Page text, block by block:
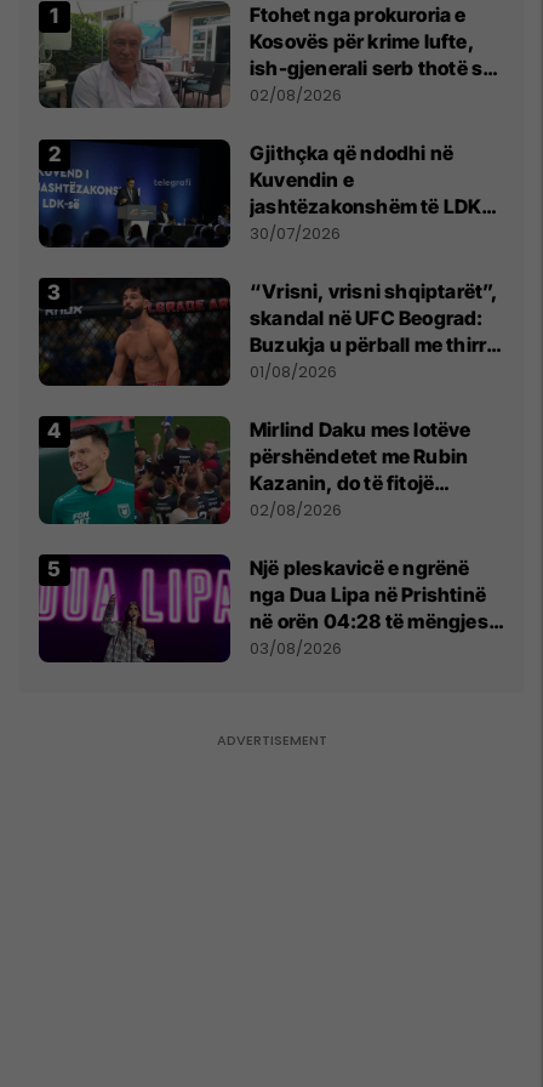
Ftohet nga prokuroria e
Kosovës për krime lufte,
ish-gjenerali serb thotë se
dikush e tradhtoi në
02/08/2026
Gjithçka që ndodhi në
Kuvendin e
jashtëzakonshëm të LDK-
së
30/07/2026
“Vrisni, vrisni shqiptarët”,
skandal në UFC Beograd:
Buzukja u përball me thirrje
anti-shqiptare nga
01/08/2026
Mirlind Daku mes lotëve
përshëndetet me Rubin
Kazanin, do të fitojë
miliona te Spartak Moska
02/08/2026
Një pleskavicë e ngrënë
nga Dua Lipa në Prishtinë
në orën 04:28 të mëngjesit
- dhe bota digjitale serbe
03/08/2026